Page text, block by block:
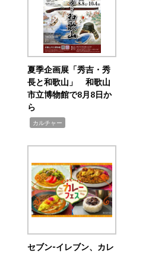
夏季企画展「秀吉・秀
長と和歌山」 和歌山
市立博物館で8月8日か
ら
カルチャー
セブン‐イレブン、カレ